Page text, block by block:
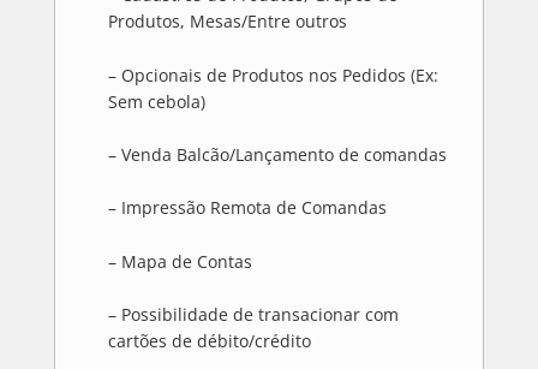
Produtos, Mesas/Entre outros
– Opcionais de Produtos nos Pedidos (Ex:
Sem cebola)
– Venda Balcão/Lançamento de comandas
– Impressão Remota de Comandas
– Mapa de Contas
– Possibilidade de transacionar com
cartões de débito/crédito